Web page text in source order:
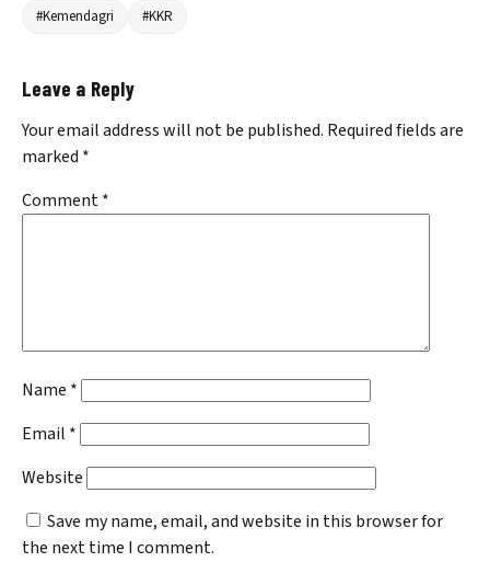
#Kemendagri #KKR
Leave a Reply
Your email address will not be published. Required fields are
marked *
Comment*
Name *
Email *
Website
Save my name, email, and website in this browser for
the next time I comment.